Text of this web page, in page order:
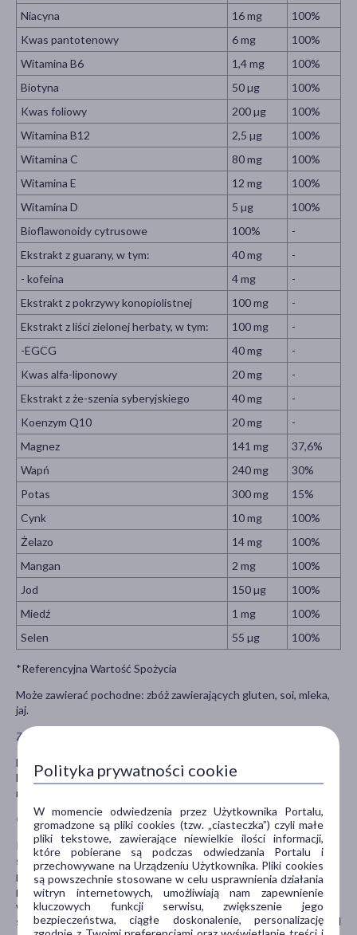
Niacyna
16 mg
100%
Kwas pantotenowy
6 mg
100%
Witamina B6
1,4 mg
100%
Biotyna
50 µg
100%
Kwas foliowy
200 µg
100%
Witamina B12
2,5 µg
100%
Witamina C
80 mg
100%
Witamina E
12 mg
100%
Witamina D
5 µg
100%
Bioflawonoidy cytrusowe
100%
-
Ekstrakt z guarany, w tym:
40 mg
-
- kofeina
4 mg
-
Ekstrakt z pokrzywy konopiolistnej
100 mg
-
Ekstrakt z liści zielonej herbaty, w tym:
100 mg
-
-EGCG
40 mg
-
Kwas alfa-liponowy
20 mg
-
Ekstrakt z że-szenia syberyjskiego
40 mg
-
Koenzym Q10
20 mg
-
Magnez
141 mg
37,6%
Wapń
240 mg
30%
Potas
300 mg
15%
Cynk
10 mg
100%
Żelazo
14 mg
100%
Mangan
2 mg
100%
Jod
150 µg
100%
Miedź
1 mg
100%
Selen
55 µg 100%
*Referencyjna Wartość Spożycia
Może zawierać pochodne: zbóż zawierających gluten, soi, mleka,
jaj.
Zalecane dzienne spożycie
Dorośli: 2 tabletki Vitamax Complex Plus Witaminy i Naturalne
Ekstrakty Roślinne i 2 tabletki Vitamax Complex Plus Minerały,
najlepiej podczas posiłku. Popić dużą ilością wody.
Ostrzeżenia dotyczące bezpieczeństwa
Produkt przeznaczony dla osób powyżej 18 roku życia. Nie
spożywać w przypadku uczulenia na którykolwiek składnik
produktu. Nie przekraczać zalecanej porcji dziennej. Niacyna może
powodować lekkie mrowienie i zaczerwienienie skóry u osób
wrażliwych. Nie stosować u osób z predyspozycją do tworzenia
się kamieni nerkowych oraz chorujących na kamicę nerkową. Przed
Polityka prywatności cookie
W momencie odwiedzenia przez Użytkownika Portalu,
gromadzone są pliki cookies (tzw. „ciasteczka”) czyli małe
pliki tekstowe, zawierające niewielkie ilości informacji,
które pobierane są podczas odwiedzania Portalu i
przechowywane na Urządzeniu Użytkownika. Pliki cookies
są powszechnie stosowane w celu usprawnienia działania
witryn internetowych, umożliwiają nam zapewnienie
kluczowych funkcji serwisu, zwiększenie jego
bezpieczeństwa, ciągłe doskonalenie, personalizację